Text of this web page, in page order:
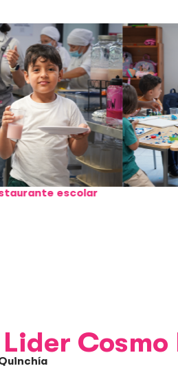
escolar
Lider Cosmo